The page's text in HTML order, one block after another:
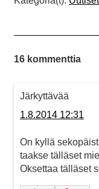
16 kommenttia
Järkyttävää
1.8.2014 12:31
On kyllä
taakse tälläset
Oksettaa tälläset